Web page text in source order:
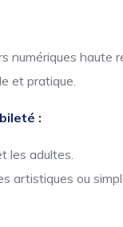
haute
et pratique.
:
les adultes.
artistiques ou